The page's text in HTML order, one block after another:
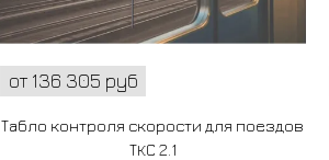
от 136 305 руб
Табло контроля скорости для поездов
ТКС 2.1